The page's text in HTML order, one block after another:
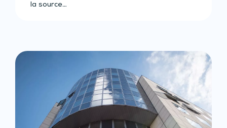
la source…